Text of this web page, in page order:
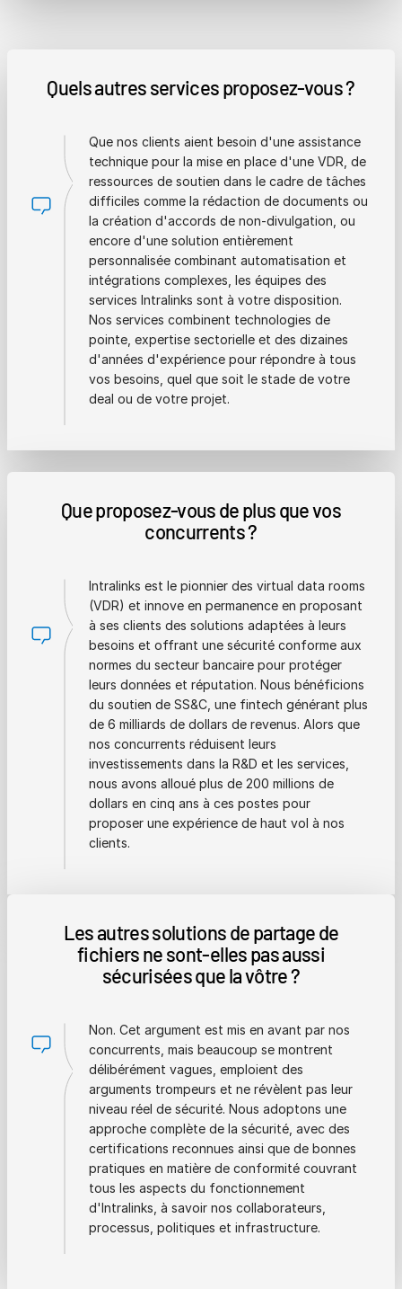
Quels autres services proposez-vous ?
Que nos clients aient besoin d'une assistance
technique pour la mise en place d'une VDR, de
ressources de soutien dans le cadre de tâches
difficiles comme la rédaction de documents ou
la création d'accords de non-divulgation, ou
encore d'une solution entièrement
personnalisée combinant automatisation et
intégrations complexes, les équipes des
services Intralinks sont à votre disposition.
Nos services combinent technologies de
pointe, expertise sectorielle et des dizaines
d'années d'expérience pour répondre à tous
vos besoins, quel que soit le stade de votre
deal ou de votre projet.
Que proposez-vous de plus que vos
concurrents ?
Intralinks est le pionnier des virtual data rooms
(VDR) et innove en permanence en proposant
à ses clients des solutions adaptées à leurs
besoins et offrant une sécurité conforme aux
normes du secteur bancaire pour protéger
leurs données et réputation. Nous bénéficions
du soutien de SS&C, une fintech générant plus
de 6 milliards de dollars de revenus. Alors que
nos concurrents réduisent leurs
investissements dans la R&D et les services,
nous avons alloué plus de 200 millions de
dollars en cinq ans à ces postes pour
proposer une expérience de haut vol à nos
clients.
Les autres solutions de partage de
fichiers ne sont-elles pas aussi
sécurisées que la vôtre ?
Non. Cet argument est mis en avant par nos
concurrents, mais beaucoup se montrent
délibérément vagues, emploient des
arguments trompeurs et ne révèlent pas leur
niveau réel de sécurité. Nous adoptons une
approche complète de la sécurité, avec des
certifications reconnues ainsi que de bonnes
pratiques en matière de conformité couvrant
tous les aspects du fonctionnement
d'Intralinks, à savoir nos collaborateurs,
processus, politiques et infrastructure.